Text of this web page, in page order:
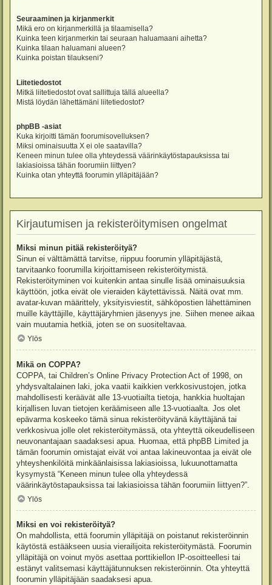
Seuraaminen ja kirjanmerkit
Mikä ero on kirjanmerkillä ja tilaamisella?
Kuinka teen kirjanmerkin tai seuraan haluamaani aihetta?
Kuinka tilaan haluamani alueen?
Kuinka poistan tilaukseni?
Liitetiedostot
Mitkä liitetiedostot ovat sallittuja tällä alueella?
Mistä löydän lähettämäni liitetiedostot?
phpBB -asiat
Kuka kirjoitti tämän foorumisovelluksen?
Miksi ominaisuutta X ei ole saatavilla?
Keneen minun tulee olla yhteydessä väärinkäytöstapauksissa tai
lakiasioissa tähän foorumiin liittyen?
Kuinka otan yhteyttä foorumin ylläpitäjään?
Kirjautumisen ja rekisteröitymisen ongelmat
Miksi minun pitää rekisteröityä?
Sinun ei välttämättä tarvitse, riippuu foorumin ylläpitäjästä,
tarvitaanko foorumilla kirjoittamiseen rekisteröitymistä.
Rekisteröityminen voi kuitenkin antaa sinulle lisää ominaisuuksia
käyttöön, jotka eivät ole vieraiden käytettävissä. Näitä ovat mm.
avatar-kuvan määrittely, yksityisviestit, sähköpostien lähettäminen
muille käyttäjille, käyttäjäryhmien jäsenyys jne. Siihen menee aikaa
vain muutamia hetkiä, joten se on suositeltavaa.
Ylös
Mikä on COPPA?
COPPA, tai Children’s Online Privacy Protection Act of 1998, on
yhdysvaltalainen laki, joka vaatii kaikkien verkkosivustojen, jotka
mahdollisesti keräävät alle 13-vuotiailta tietoja, hankkia huoltajan
kirjallisen luvan tietojen keräämiseen alle 13-vuotiaalta. Jos olet
epävarma koskeeko tämä sinua rekisteröityvänä käyttäjänä tai
verkkosivua jolle olet rekisteröitymässä, ota yhteyttä oikeudelliseen
neuvonantajaan saadaksesi apua. Huomaa, että phpBB Limited ja
tämän foorumin omistajat eivät voi antaa lakineuvontaa ja eivät ole
yhteyshenkilöitä minkäänlaisissa lakiasioissa, lukuunottamatta
kysymystä “Keneen minun tulee olla yhteydessä
väärinkäytöstapauksissa tai lakiasioissa tähän foorumiin liittyen?”.
Ylös
Miksi en voi rekisteröityä?
On mahdollista, että foorumin ylläpitäjä on poistanut rekisteröinnin
käytöstä estääkseen uusia vierailijoita rekisteröitymästä. Foorumin
ylläpitäjä on voinut myös asettaa porttikiellon IP-osoitteellesi tai
estänyt valitsemasi käyttäjätunnuksen rekisteröinnin. Ota yhteyttä
foorumin ylläpitäjään saadaksesi apua.